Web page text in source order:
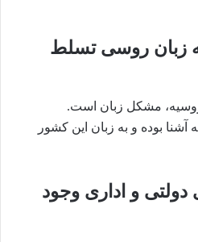
به زبان روسی تسلط
روسیه، مشکل زبان است.
آشنا بوده و به زبان این کشور
و اداری وجود